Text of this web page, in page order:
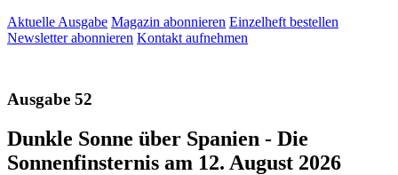
Aktuelle Ausgabe Magazin abonnieren Einzelheft bestellen
Newsletter abonnieren Kontakt aufnehmen
Ausgabe 52
Dunkle Sonne über Spanien - Die
Sonnenfinsternis am 12. August 2026